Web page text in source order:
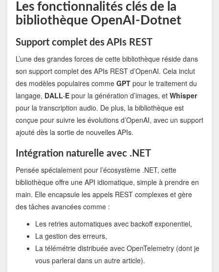
Les fonctionnalités clés de la
bibliothèque OpenAI-Dotnet
Support complet des APIs REST
L’une des grandes forces de cette bibliothèque réside dans
son support complet des APIs REST d’OpenAI. Cela inclut
des modèles populaires comme GPTpour le traitement du
langage, DALL·Epour la génération d’images, et Whisper
pour la transcription audio. De plus, la bibliothèque est
conçue pour suivre les évolutions d’OpenAI, avec un support
ajouté dès la sortie de nouvelles APIs.
Intégration naturelle avec .NET
Pensée spécialement pour l’écosystème .NET, cette
bibliothèque offre une API idiomatique, simple à prendre en
main. Elle encapsule les appels REST complexes et gère
des tâches avancées comme :
Les retries automatiques avec backoff exponentiel,
La gestion des erreurs,
La télémétrie distribuée avec OpenTelemetry (dont je
vous parlerai dans un autre article).